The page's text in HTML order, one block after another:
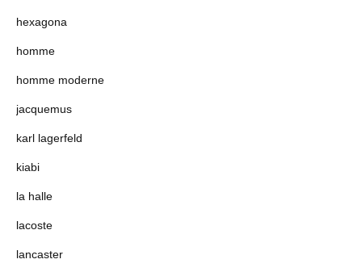
hexagona
homme
homme moderne
jacquemus
karl lagerfeld
kiabi
la halle
lacoste
lancaster